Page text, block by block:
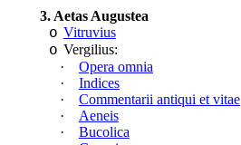
3. Aetas Augustea
o Vitruvius
o Vergilius:
·
Opera omnia
·
Indices
·
Commentarii antiqui et vitae
·
Aeneis
·
Bucolica